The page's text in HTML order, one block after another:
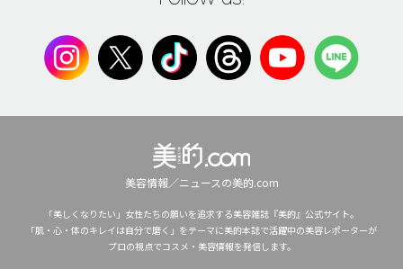
美容情報／ニュースの美的.com
「美しくなりたい」女性たちの願いを追求する美容雑誌『美的』公式サイト。
「肌・心・体のキレイは自分で磨く」をテーマに美的本誌で活躍中の美容レポーターが
プロの視点でコスメ・美容情報を発信します。